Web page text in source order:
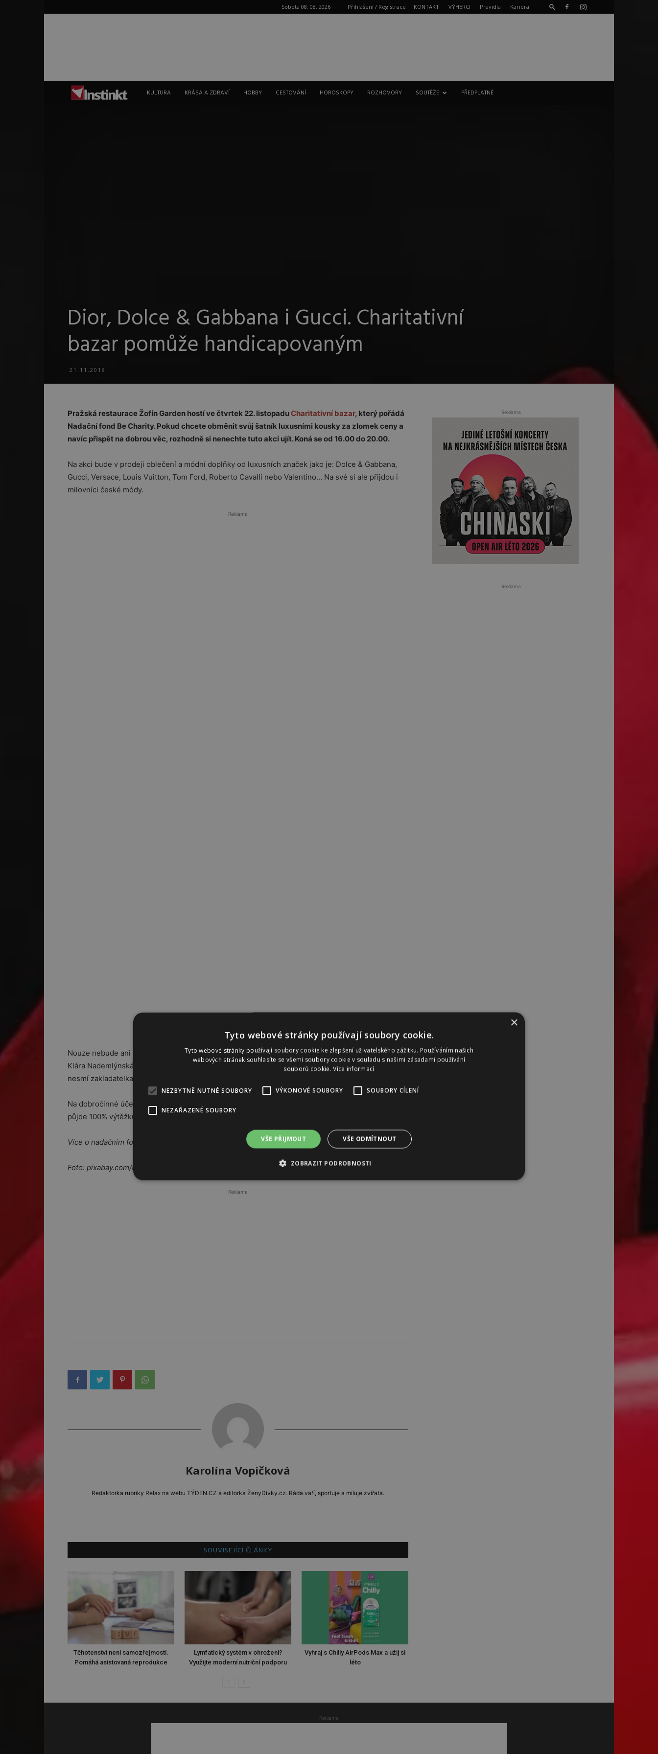
Sobota 08. 08. 2026 Přihlášení / Registrace KONTAKT VÝHERCI Pravidla Kariéra
Instinkt
KULTURA KRÁSA A ZDRAVÍ HOBBY CESTOVÁNÍ HOROSKOPY ROZHOVORY SOUTĚŽE PŘEDPLATNÉ
Dior, Dolce & Gabbana i Gucci. Charitativní
bazar pomůže handicapovaným
21.11.2018
Pražská restaurace Žofín Garden hostí ve čtvrtek 22. listopadu Charitativní bazar, který pořádá
Nadační fond Be Charity. Pokud chcete obměnit svůj šatník luxusními kousky za zlomek ceny a
navíc přispět na dobrou věc, rozhodně si nenechte tuto akci ujít. Koná se od 16.00 do 20.00.
Na akci bude v prodeji oblečení a módní doplňky od luxusních značek jako je: Dolce & Gabbana,
Gucci, Versace, Louis Vuitton, Tom Ford, Roberto Cavalli nebo Valentino… Na své si ale přijdou i
milovníci české módy.
Reklama
Nouze nebude ani o známé tváře. Prodávat přijde třeba módní návrhářka Beata Rajská, ukáže se i
Klára Nademlýnská, Kateřina Geislerová, Taťána Kovaříková a mnozí další. Chybět samozřejmě
nesmí zakladatelka fondu spisovatelka Barbara Nesvadbová.
Na dobročinné účely – tedy příspěvky na léčbu, rehabilitaci, na zdravotnické pomůcky a materiál –
půjde 100% výtěžku!
Více o nadačním fondu na
Foto: pixabay.com/Espressolia
Reklama
Karolína Vopičková
Redaktorka rubriky Relax na webu TÝDEN.CZ a editorka ŽenyDívky.cz. Ráda vaří, sportuje a miluje zvířata.
SOUVISEJÍCÍ ČLÁNKY
Těhotenství není samozřejmostí.
Pomáhá asistovaná reprodukce
Lymfatický systém v ohrožení?
Využijte moderní nutriční podporu
Vyhraj s Chilly AirPods Max a užij si
léto
Reklama
Reklama
Reklama
×
Tyto webové stránky používají soubory cookie.
Tyto webové stránky používají soubory cookie ke zlepšení uživatelského zážitku. Používáním našich
webových stránek souhlasíte se všemi soubory cookie v souladu s našimi zásadami používání
souborů cookie.Více informací
NEZBYTNĚ NUTNÉ SOUBORY VÝKONOVÉ SOUBORY SOUBORY CÍLENÍ
NEZAŘAZENÉ SOUBORY
VŠE PŘIJMOUT VŠE ODMÍTNOUT
ZOBRAZIT PODROBNOSTI